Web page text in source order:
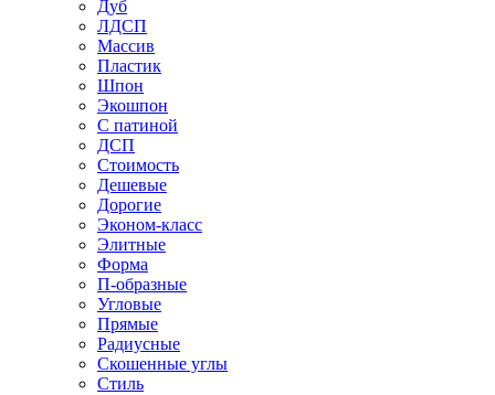
Дуб
ЛДСП
Массив
Пластик
Шпон
Экошпон
С патиной
ДСП
Стоимость
Дешевые
Дорогие
Эконом-класс
Элитные
Форма
П-образные
Угловые
Прямые
Радиусные
Скошенные углы
Стиль